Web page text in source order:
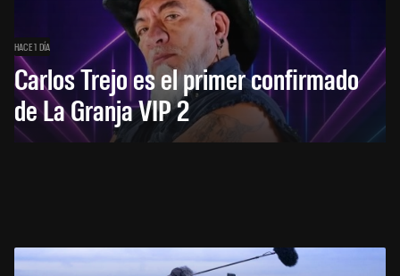
HACE 1 DÍA
Carlos Trejo es el primer confirmado
de La Granja VIP 2